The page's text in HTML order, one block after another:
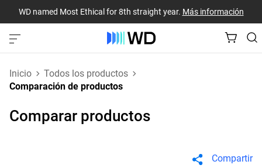
WD named Most Ethical for 8th straight year. Más información
Inicio
Todos los productos
Comparación de productos
Comparar productos
Compartir